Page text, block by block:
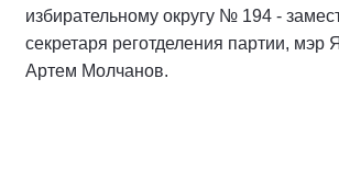
избирательному округу № 194 -
секретаря реготделения партии, мэр
Артем Молчанов.